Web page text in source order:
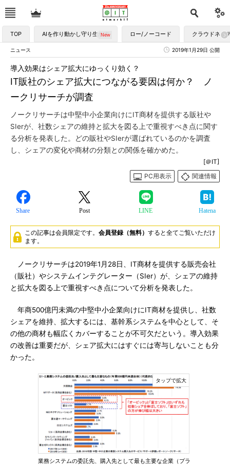
TOP AIを作り動かし守り生かす ロー/ノーコード クラウドネイ
ニュース 2019年1月29日 公開
IT販社のシェア拡大につながる要因は何か？ ノ
ークリサーチが調査
導入効果はシェア拡大にゆっくり効く？
ノークリサーチは中堅中小企業向けにIT商材を提供する販社や
SIerが、社数シェアの維持と拡大を図る上で重視すべき点に関す
る分析を発表した。どの販社やSIerが選ばれているのかを調査
し、シェアの変化や商材の分類との関係を確かめた。
[＠IT]
PC用表示
関連情報
Share Post LINE Hatena
この記事は会員限定です。 会員登録（無料） すると全てご覧いただけ
ます。
ノークリサーチは2019年1月28日、IT商材を提供する販売会社
（販社）やシステムインテグレーター（SIer）が、シェアの維持
と拡大を図る上で重視すべき点について分析を発表した。
年商500億円未満の中堅中小企業向けにIT商材を提供し、社数
シェアを維持、拡大するには、基幹系システムを中心として、そ
の他の商材も幅広くカバーすることが不可欠だという。導入効果
の改善は重要だが、シェア拡大にはすぐには寄与しないことも分
かった。
業務システムの委託先、購入先として最も主要な企業（プラ